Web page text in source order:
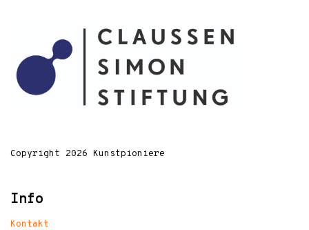
Copyright 2026 Kunstpioniere
Info
Kontakt